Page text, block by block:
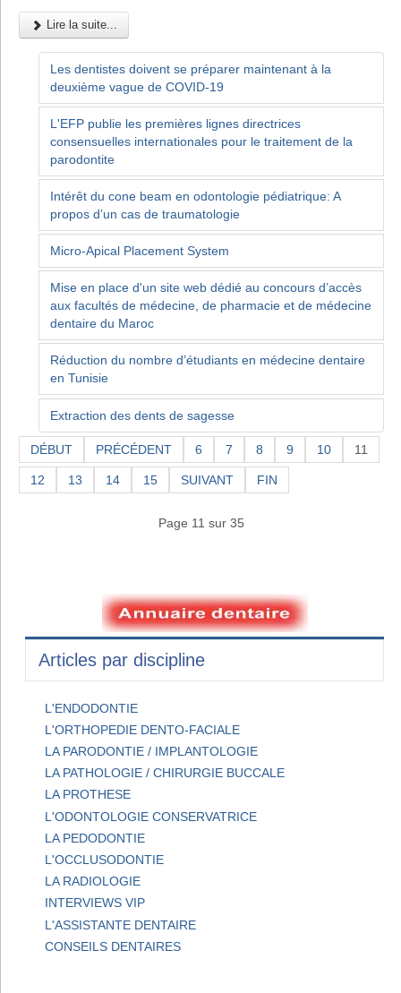
Lire la suite...
Les dentistes doivent se préparer maintenant à la
deuxième vague de COVID-19
L'EFP publie les premières lignes directrices
consensuelles internationales pour le traitement de la
parodontite
Intérêt du cone beam en odontologie pédiatrique: A
propos d’un cas de traumatologie
Micro-Apical Placement System
Mise en place d'un site web dédié au concours d’accès
aux facultés de médecine, de pharmacie et de médecine
dentaire du Maroc
Réduction du nombre d’étudiants en médecine dentaire
en Tunisie
Extraction des dents de sagesse
DÉBUT PRÉCÉDENT 6 7 8 9 10 11
12 13 14 15 SUIVANT FIN
Page 11 sur 35
Articles par discipline
L'ENDODONTIE
L'ORTHOPEDIE DENTO-FACIALE
LA PARODONTIE / IMPLANTOLOGIE
LA PATHOLOGIE / CHIRURGIE BUCCALE
LA PROTHESE
L'ODONTOLOGIE CONSERVATRICE
LA PEDODONTIE
L'OCCLUSODONTIE
LA RADIOLOGIE
INTERVIEWS VIP
L'ASSISTANTE DENTAIRE
CONSEILS DENTAIRES